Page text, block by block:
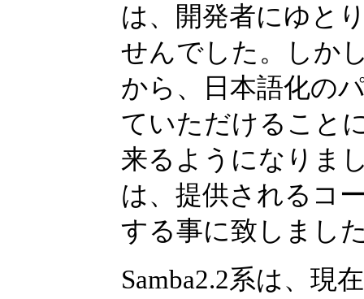
は、開発者にゆと
せんでした。しか
から、日本語化の
ていただけること
来るようになりま
は、提供されるコ
する事に致しまし
Samba2.2系は、現